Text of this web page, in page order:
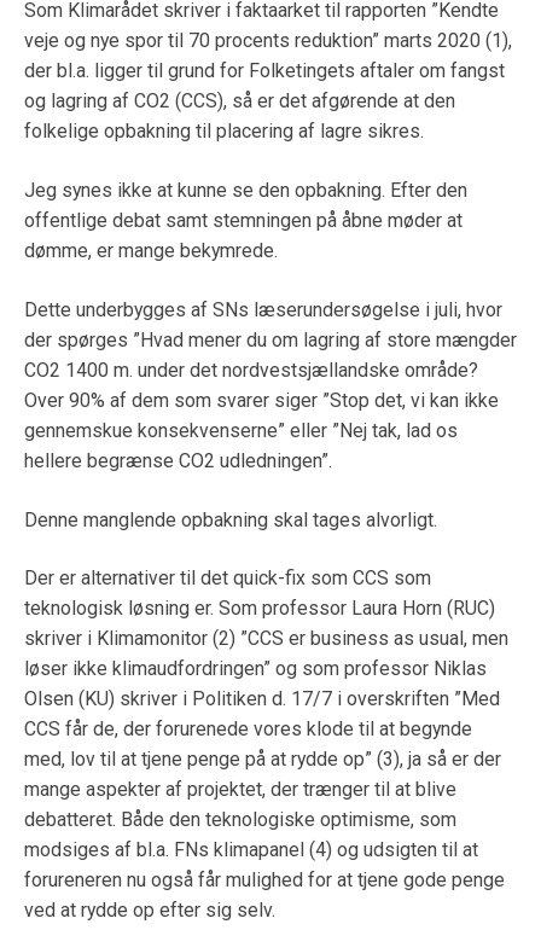
Som Klimarådet skriver i faktaarket til rapporten ”Kendte
veje og nye spor til 70 procents reduktion” marts 2020 (1),
der bl.a. ligger til grund for Folketingets aftaler om fangst
og lagring af CO2 (CCS), så er det afgørende at den
folkelige opbakning til placering af lagre sikres.
Jeg synes ikke at kunne se den opbakning. Efter den
offentlige debat samt stemningen på åbne møder at
dømme, er mange bekymrede.
Dette underbygges af SNs læserundersøgelse i juli, hvor
der spørges ”Hvad mener du om lagring af store mængder
CO2 1400 m. under det nordvestsjællandske område?
Over 90% af dem som svarer siger ”Stop det, vi kan ikke
gennemskue konsekvenserne” eller ”Nej tak, lad os
hellere begrænse CO2 udledningen”.
Denne manglende opbakning skal tages alvorligt.
Der er alternativer til det quick-fix som CCS som
teknologisk løsning er. Som professor Laura Horn (RUC)
skriver i Klimamonitor (2) ”CCS er business as usual, men
løser ikke klimaudfordringen” og som professor Niklas
Olsen (KU) skriver i Politiken d. 17/7 i overskriften ”Med
CCS får de, der forurenede vores klode til at begynde
med, lov til at tjene penge på at rydde op” (3), ja så er der
mange aspekter af projektet, der trænger til at blive
debatteret. Både den teknologiske optimisme, som
modsiges af bl.a. FNs klimapanel (4) og udsigten til at
forureneren nu også får mulighed for at tjene gode penge
ved at rydde op efter sig selv.